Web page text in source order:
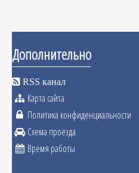
Дополнительно
RSS канал
Карта сайта
Политика конфиденциальности
Схема проезда
Время работы